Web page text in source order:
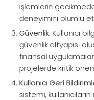
işlemlerin
deneyimini olumlu
Güvenlik: Kullanıcı
güvenlik altyapısı
finansal
projelerde kritik
Kullanıcı Geri
sistemi,